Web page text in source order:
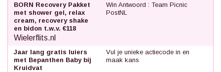
BORN Recovery Pakket
met shower gel, relax
cream, recovery shake
en bidon t.w.v. €118
Wielerflits.nl
Win Antwoord : Team Picnic
PostNL
Jaar lang gratis luiers
met Bepanthen Baby bij
Kruidvat
Vul je unieke actiecode in en
maak kans